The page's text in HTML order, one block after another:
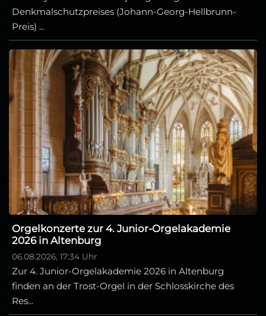
Denkmalschutzpreises (Johann-Georg-Hellbrunn-
Preis) ...
Orgelkonzerte zur 4. Junior-Orgelakademie
2026 in Altenburg
06.08.2026, 17:34 Uhr
Zur 4. Junior-Orgelakademie 2026 in Altenburg
finden an der Trost-Orgel in der Schlosskirche des
Res...